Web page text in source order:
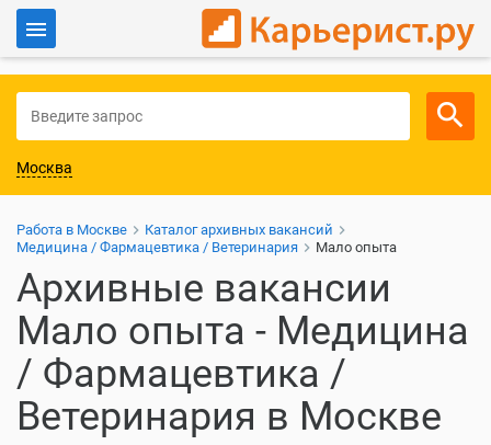
Для работодателей
Москва
Работа в Москве
Каталог архивных вакансий
Медицина / Фармацевтика / Ветеринария
Мало опыта
Архивные вакансии
Мало опыта - Медицина
/ Фармацевтика /
Ветеринария в Москве